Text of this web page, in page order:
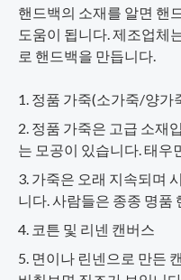
핸드백의 소재를 알면 핸
도움이 됩니다. 제조업체
로 핸드백을 만듭니다.
정품 가죽(소가죽/양가
정품 가죽은 고급 소재
는 모공이 있습니다. 태우
가죽은 오래 지속되며
니다. 사람들은 종종 명품
코튼 및 리넨 캔버스
면이나 린넨으로 만든